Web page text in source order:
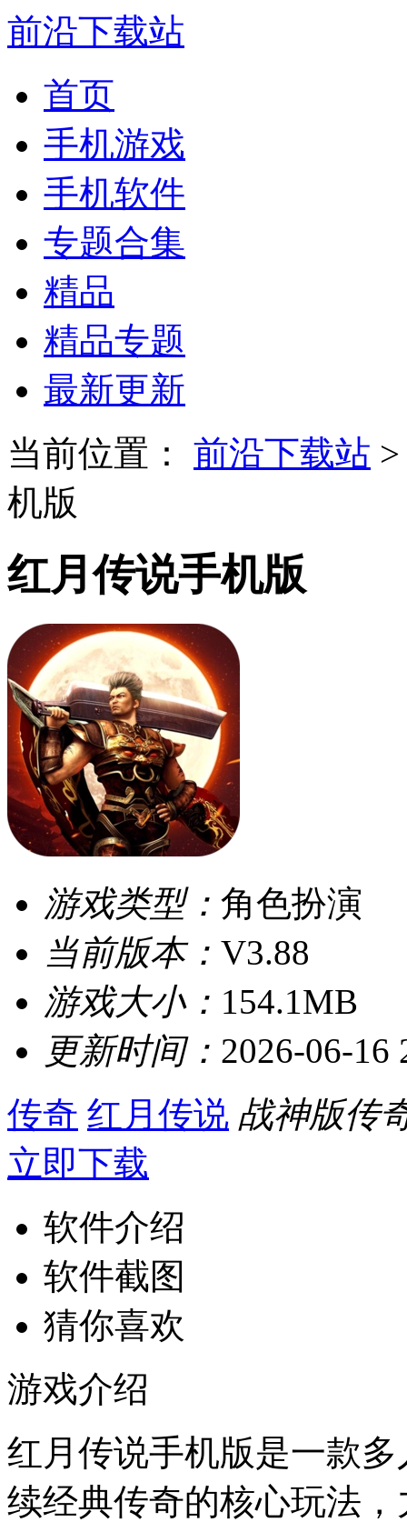
前沿下载站
首页
手机游戏
手机软件
专题合集
精品
精品专题
最新更新
当前位置：
前沿下载站
机版
红月传说手机版
游戏类型： 角色扮演
当前版本： V3.88
游戏大小： 154.1MB
更新时间： 2026-06-16
传奇 红月传说 战神版传
立即下载
软件介绍
软件截图
猜你喜欢
游戏介绍
红月传说手机版是一款
续经典传奇的核心玩法